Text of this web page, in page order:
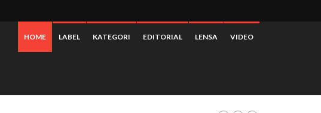
HOME LABEL KATEGORI EDITORIAL LENSA VIDEO